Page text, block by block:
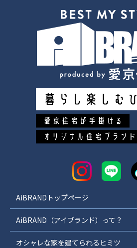
AiBRANDトップページ
AiBRAND（アイブランド）って？
オシャレな家を建てられるヒミツ